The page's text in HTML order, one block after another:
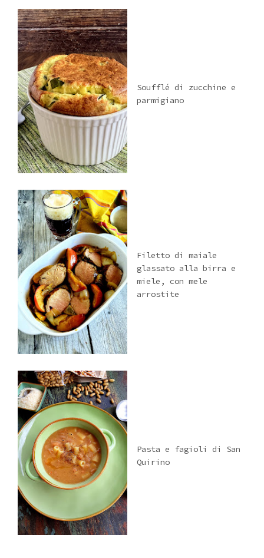
Soufflé di zucchine e
parmigiano
Filetto di maiale
glassato alla birra e
miele, con mele
arrostite
Pasta e fagioli di San
Quirino